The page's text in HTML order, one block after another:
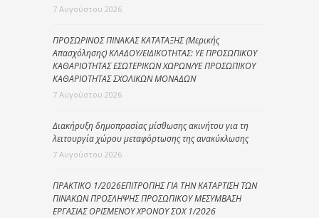
7 Αυγούστου 2026
ΠΡΟΣΩΡΙΝΟΣ ΠΙΝΑΚΑΣ ΚΑΤΑΤΑΞΗΣ (Μερικής
Απασχόλησης) ΚΛΑΔΟΥ/ΕΙΔΙΚΟΤΗΤΑΣ: ΥΕ ΠΡΟΣΩΠΙΚΟΥ
ΚΑΘΑΡΙΟΤΗΤΑΣ ΕΣΩΤΕΡΙΚΩΝ ΧΩΡΩΝ/ΥΕ ΠΡΟΣΩΠΙΚΟΥ
ΚΑΘΑΡΙΟΤΗΤΑΣ ΣΧΟΛΙΚΩΝ ΜΟΝΑΔΩΝ
7 Αυγούστου 2026
Διακήρυξη δημοπρασίας μίσθωσης ακινήτου για τη
λειτουργία χώρου μεταφόρτωσης της ανακύκλωσης
7 Αυγούστου 2026
ΠΡΑΚΤΙΚΟ 1/2026ΕΠΙΤΡΟΠΗΣ ΓΙΑ ΤΗΝ ΚΑΤΑΡΤΙΣΗ ΤΩΝ
ΠΙΝΑΚΩΝ ΠΡΟΣΛΗΨΗΣ ΠΡΟΣΩΠΙΚΟΥ ΜΕΣΥΜΒΑΣΗ
ΕΡΓΑΣΙΑΣ ΟΡΙΣΜΕΝΟΥ ΧΡΟΝΟΥ ΣΟΧ 1/2026